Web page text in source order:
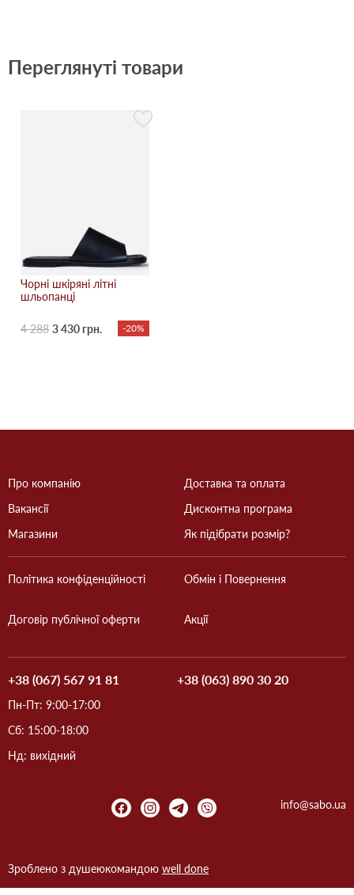
Переглянуті товари
Чорні шкіряні літні
шльопанці
4 288 3 430 грн. -20%
Про компанію
Вакансії
Магазини
Доставка та оплата
Дисконтна програма
Як підібрати розмір?
Політика конфіденційності
Договір публічної оферти
Обмін і Повернення
Акції
+38 (067) 567 91 81 +38 (063) 890 30 20
Пн-Пт: 9:00-17:00
Сб: 15:00-18:00
Нд: вихідний
info@sabo.ua
Зроблено з душеюкомандою well done